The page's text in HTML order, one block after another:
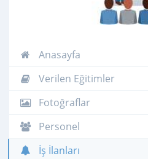
Anasayfa
Verilen Eğitimler
Fotoğraflar
Personel
İş İlanları